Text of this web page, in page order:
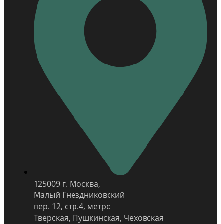
125009 г. Москва,
Малый Гнездниковский
пер. 12, стр.4, метро
Тверская, Пушкинская, Чеховская